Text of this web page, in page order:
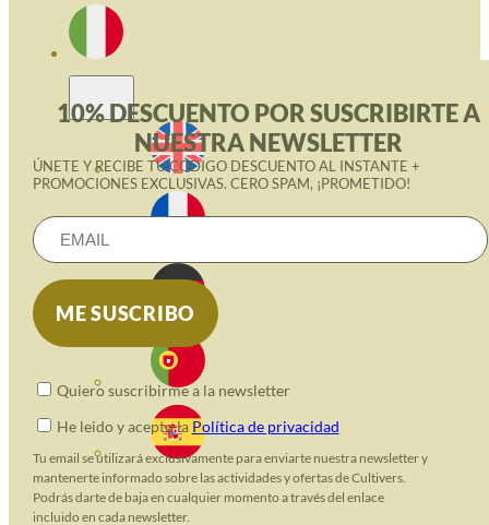
10% DESCUENTO POR SUSCRIBIRTE A
NUESTRA NEWSLETTER
ÚNETE Y RECIBE TU CÓDIGO DESCUENTO AL INSTANTE +
PROMOCIONES EXCLUSIVAS. CERO SPAM, ¡PROMETIDO!
Quiero suscribirme a la newsletter
He leido y acepto la Política de privacidad
Tu email se utilizará exclusivamente para enviarte nuestra newsletter y
mantenerte informado sobre las actividades y ofertas de Cultivers.
Podrás darte de baja en cualquier momento a través del enlace
incluido en cada newsletter.